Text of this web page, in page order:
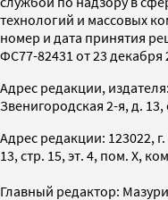
технологий и массовых
номер и дата принятия
ФС77-82431 от 23 декабря
Адрес редакции,
Звенигородская 2-я, д. 13,
Адрес редакции: 123022,
13, стр. 15, эт. 4, пом. X,
Главный редактор: